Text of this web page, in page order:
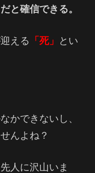
と確信できる。
える 「死」
とい
かできないし、
んよね？
人に沢山いま